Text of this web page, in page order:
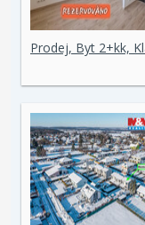
Prodej, Byt 2+kk,